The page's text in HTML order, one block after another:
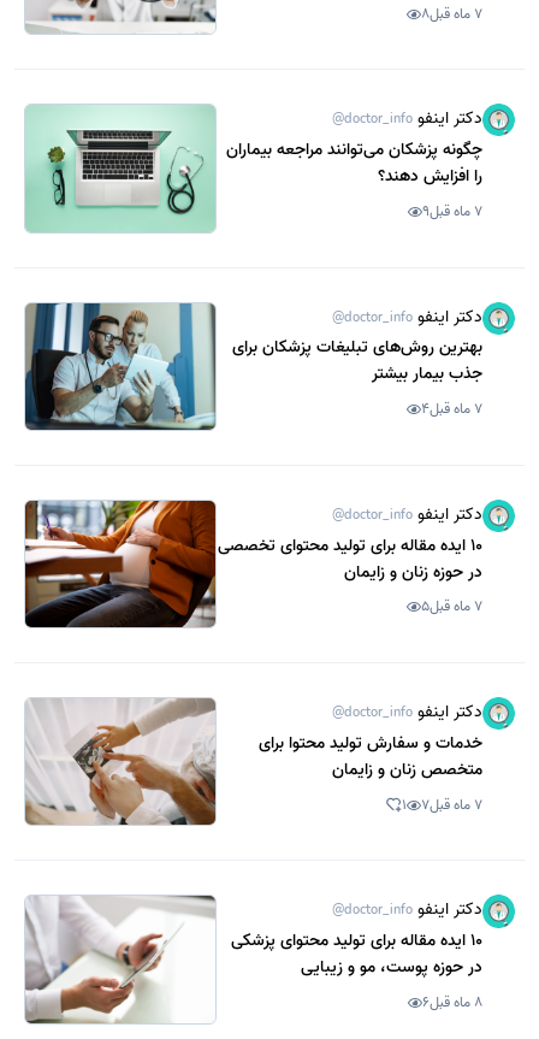
7 ماه قبل 8
دکتر اینفو @doctor_info
چگونه پزشکان می‌توانند مراجعه بیماران
را افزایش دهند؟
7 ماه قبل 9
دکتر اینفو @doctor_info
بهترین روش‌های تبلیغات پزشکان برای
جذب بیمار بیشتر
7 ماه قبل 4
دکتر اینفو @doctor_info
10 ایده مقاله برای تولید محتوای تخصصی
در حوزه زنان و زایمان
7 ماه قبل 5
دکتر اینفو @doctor_info
خدمات و سفارش تولید محتوا برای
متخصص زنان و زایمان
7 ماه قبل 7
1
دکتر اینفو @doctor_info
10 ایده مقاله برای تولید محتوای پزشکی
در حوزه پوست، مو و زیبایی
8 ماه قبل 6